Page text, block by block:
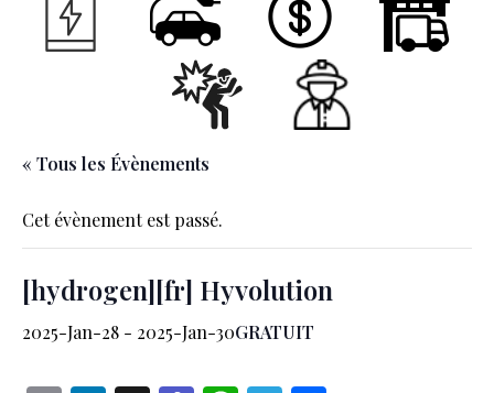
« Tous les Évènements
Cet évènement est passé.
[hydrogen][fr] Hyvolution
2025-Jan-28 - 2025-Jan-30GRATUIT